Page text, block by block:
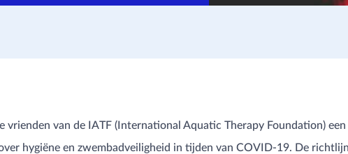
vrienden van de IATF (International Aquatic Therapy Foundation)
hygiëne en zwembadveiligheid in tijden van COVID-19. De